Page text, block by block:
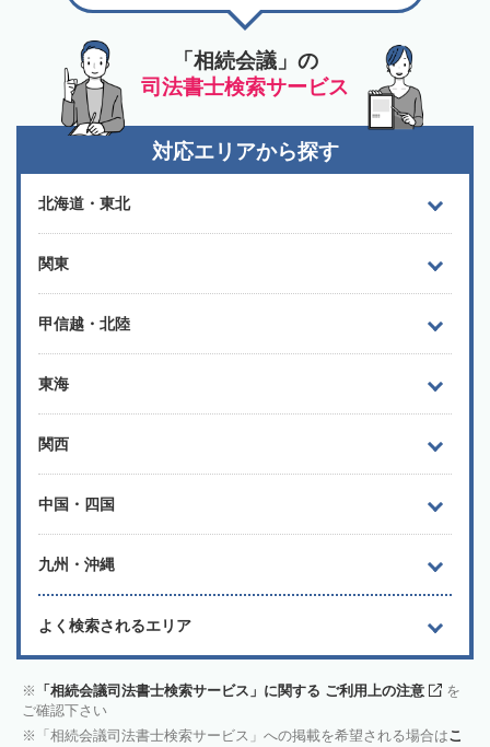
「相続会議」の
司法書士検索サービス
対応エリアから探す
北海道・東北
関東
甲信越・北陸
東海
関西
中国・四国
九州・沖縄
よく検索されるエリア
「相続会議司法書士検索サービス」に関する ご利用上の注意
を
ご確認下さい
「相続会議司法書士検索サービス」への掲載を希望される場合はこ